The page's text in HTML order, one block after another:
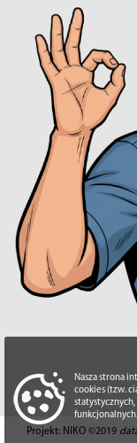
Projekt: NIKO ©2019
Nasza strona
cookies (tzw.
funkcjonalnych.